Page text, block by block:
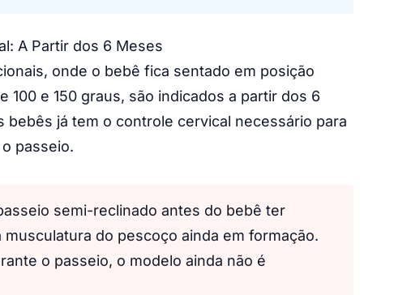
A Partir dos 6 Meses
onde o bebê fica sentado em posição
e 150 graus, são indicados a partir dos 6
bebês já tem o controle cervical necessário para
passeio.
semi-reclinado antes do bebê ter
do pescoço ainda em formação.
o passeio, o modelo ainda não é